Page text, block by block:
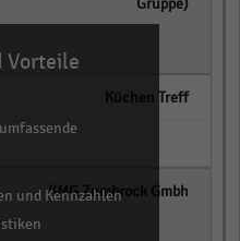
Gruppe)
Küchen Treff
KMG Zumbrock Gmbh
Vorteile
und Kennzahlen